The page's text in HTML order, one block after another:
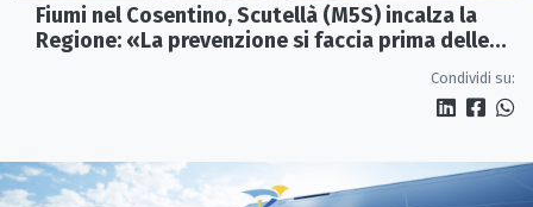
Fiumi nel Cosentino, Scutellà (M5S) incalza la
Regione: «La prevenzione si faccia prima delle
Condividi su: